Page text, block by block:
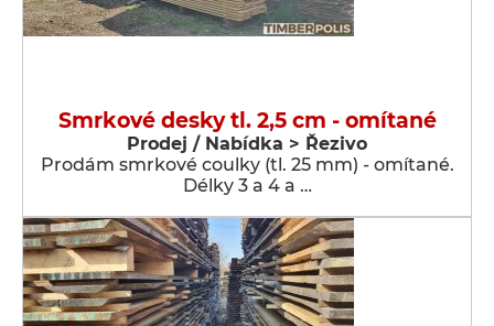
Smrkové desky tl. 2,5 cm - omítané
Prodej / Nabídka > Řezivo
Prodám smrkové coulky (tl. 25 mm) - omítané.
Délky 3 a 4 a …